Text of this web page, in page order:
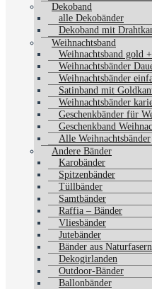
Dekoband
alle Dekobänder
Dekoband mit
Weihnachtsband
Weihnachtsband gold
Weihnachtsbänder
Weihnachtsbänder
Satinband mit
Weihnachtsbänder
Geschenkbänder für
Geschenkband
Alle Weihnachtsbänder
Andere Bänder
Karobänder
Spitzenbänder
Tüllbänder
Samtbänder
Raffia – Bänder
Vliesbänder
Jutebänder
Bänder aus Naturfasern
Dekogirlanden
Outdoor-Bänder
Ballonbänder